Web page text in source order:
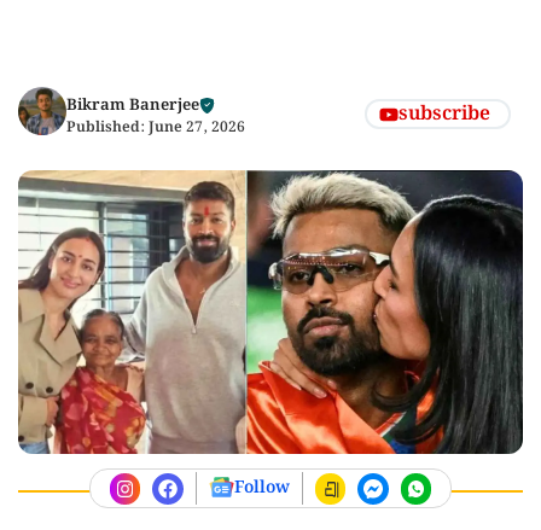
Bikram Banerjee
Published: June 27, 2026 subscribe
Follow